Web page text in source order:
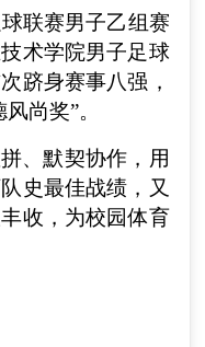
联赛男子乙组赛
术学院男子足球
跻身赛事八强，
尚奖”。
、默契协作，用
史最佳战绩，又
收，为校园体育